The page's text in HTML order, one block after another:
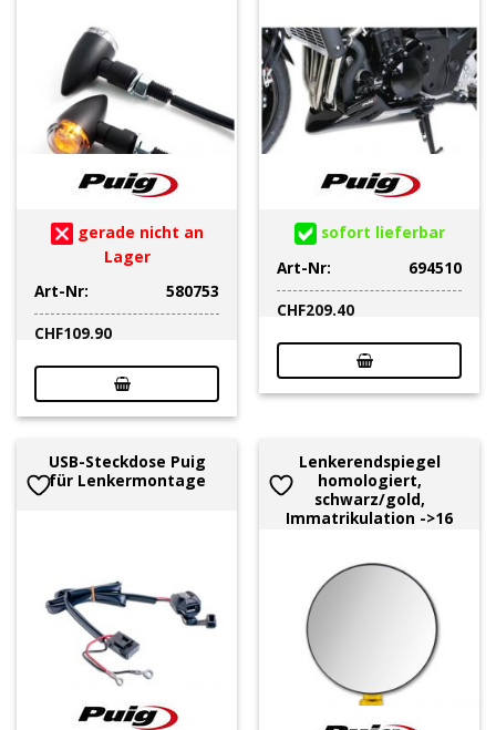
gerade nicht an
Lager
Art-Nr:
580753
CHF109.90
sofort lieferbar
Art-Nr:
694510
CHF209.40
USB-Steckdose Puig
für Lenkermontage
Lenkerendspiegel
homologiert,
schwarz/gold,
Immatrikulation ->16